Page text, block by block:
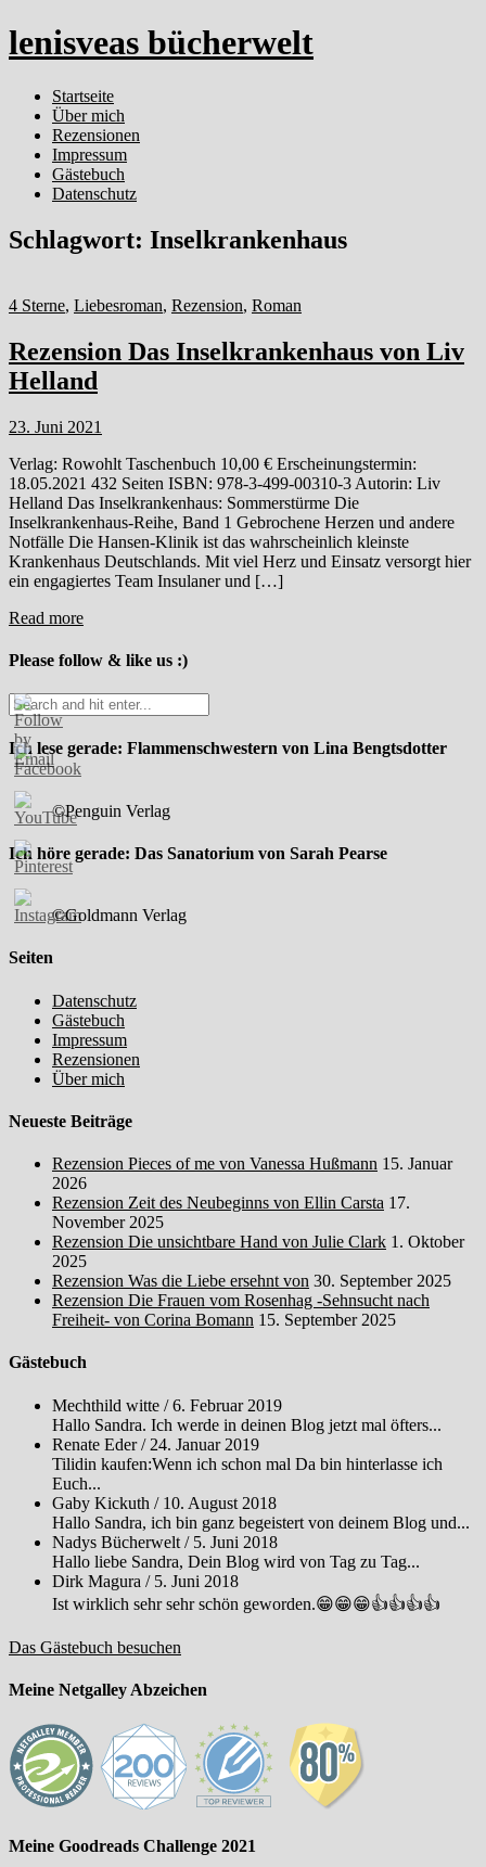
lenisveas bücherwelt
Startseite
Über mich
Rezensionen
Impressum
Gästebuch
Datenschutz
Schlagwort: Inselkrankenhaus
4 Sterne, Liebesroman, Rezension, Roman
Rezension Das Inselkrankenhaus von Liv
Helland
23. Juni 2021
Verlag: Rowohlt Taschenbuch 10,00 € Erscheinungstermin:
18.05.2021 432 Seiten ISBN: 978-3-499-00310-3 Autorin: Liv
Helland Das Inselkrankenhaus: Sommerstürme Die
Inselkrankenhaus-Reihe, Band 1 Gebrochene Herzen und andere
Notfälle Die Hansen-Klinik ist das wahrscheinlich kleinste
Krankenhaus Deutschlands. Mit viel Herz und Einsatz versorgt hier
ein engagiertes Team Insulaner und […]
Read more
Please follow & like us :)
Ich lese gerade: Flammenschwestern von Lina Bengtsdotter
©Penguin Verlag
Ich höre gerade: Das Sanatorium von Sarah Pearse
©Goldmann Verlag
Seiten
Datenschutz
Gästebuch
Impressum
Rezensionen
Über mich
Neueste Beiträge
Rezension Pieces of me von Vanessa Hußmann 15. Januar
2026
Rezension Zeit des Neubeginns von Ellin Carsta 17.
November 2025
Rezension Die unsichtbare Hand von Julie Clark 1. Oktober
2025
Rezension Was die Liebe ersehnt von 30. September 2025
Rezension Die Frauen vom Rosenhag -Sehnsucht nach
Freiheit- von Corina Bomann 15. September 2025
Gästebuch
Mechthild witte /6. Februar 2019
Hallo Sandra. Ich werde in deinen Blog jetzt mal öfters...
Renate Eder/ 24. Januar 2019
Tilidin kaufen:Wenn ich schon mal Da bin hinterlasse ich
Euch...
Gaby Kickuth / 10. August 2018
Hallo Sandra, ich bin ganz begeistert von deinem Blog und...
Nadys Bücherwelt / 5. Juni 2018
Hallo liebe Sandra, Dein Blog wird von Tag zu Tag...
Dirk Magura / 5. Juni 2018
Ist wirklich sehr sehr schön geworden.😁😁😁👍👍👍👍
Das Gästebuch besuchen
Meine Netgalley Abzeichen
Meine Goodreads Challenge 2021